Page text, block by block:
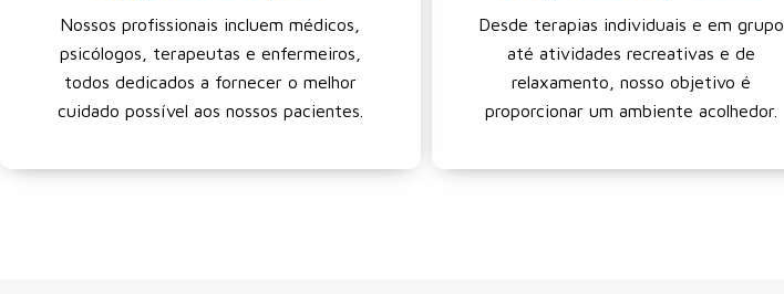
Nossos profissionais incluem médicos,
psicólogos, terapeutas e enfermeiros,
todos dedicados a fornecer o melhor
cuidado possível aos nossos pacientes.
Desde terapias individuais e em grupo
até atividades recreativas e de
relaxamento, nosso objetivo é
proporcionar um ambiente acolhedor.